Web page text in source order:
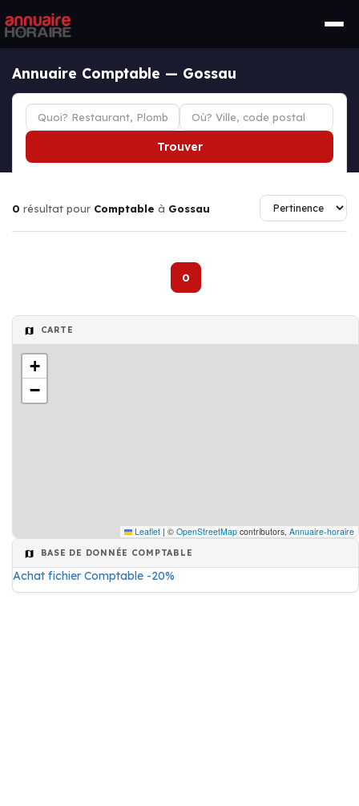
Annuaire Comptable — Gossau
Trouver
0 résultat pour Comptable à Gossau
0
CARTE
+
−
Leaflet | © OpenStreetMap contributors, Annuaire-horaire
BASE DE DONNÉE COMPTABLE
Achat fichier Comptable -20%